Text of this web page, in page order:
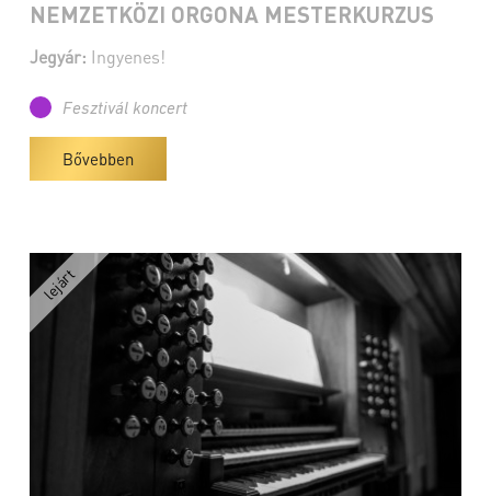
NEMZETKÖZI ORGONA MESTERKURZUS
Jegyár: Ingyenes!
Fesztivál koncert
Bővebben